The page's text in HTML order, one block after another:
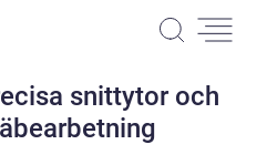
snittytor och